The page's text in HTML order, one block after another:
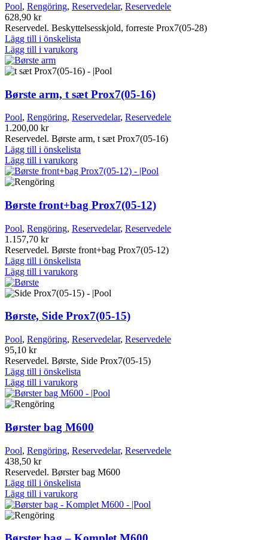
Pool, Rengöring, Reservedelar, Reservedele
628,90 kr
Reservedel. Beskyttelsesskjold, forreste Prox7(05-28)
Lägg till i önskelista
Lägg till i varukorg
Børste arm, t sæt Prox7(05-16)
Pool, Rengöring, Reservedelar, Reservedele
1.200,00 kr
Reservedel. Børste arm, t sæt Prox7(05-16)
Lägg till i önskelista
Lägg till i varukorg
Børste front+bag Prox7(05-12)
Pool, Rengöring, Reservedelar, Reservedele
1.157,70 kr
Reservedel. Børste front+bag Prox7(05-12)
Lägg till i önskelista
Lägg till i varukorg
Børste, Side Prox7(05-15)
Pool, Rengöring, Reservedelar, Reservedele
95,10 kr
Reservedel. Børste, Side Prox7(05-15)
Lägg till i önskelista
Lägg till i varukorg
Børster bag M600
Pool, Rengöring, Reservedelar, Reservedele
438,50 kr
Reservedel. Børster bag M600
Lägg till i önskelista
Lägg till i varukorg